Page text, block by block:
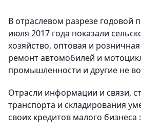
В отраслевом разрезе годовой
июля 2017 года показали
хозяйство, оптовая и
ремонт автомобилей и
промышленности и другие не
Отрасли информации и связи,
транспорта и складирования
своих кредитов малого бизнеса